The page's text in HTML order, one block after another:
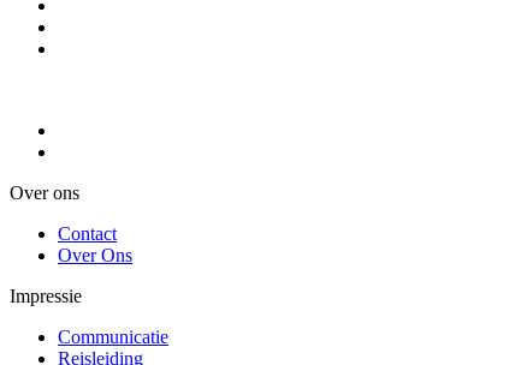
Over ons
Contact
Over Ons
Impressie
Communicatie
Reisleiding